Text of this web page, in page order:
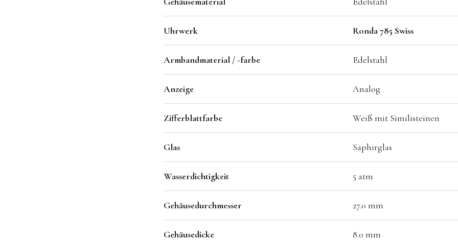
Uhrwerk Ronda 785 Swiss
Armbandmaterial / -farbe Edelstahl
Anzeige Analog
Zifferblattfarbe Weiß mit Similisteinen
Glas Saphirglas
Wasserdichtigkeit 5 atm
Gehäusedurchmesser 27.0 mm
Gehäusedicke 8.0 mm